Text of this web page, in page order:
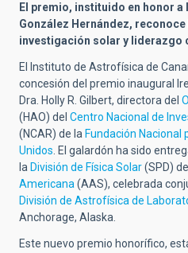
El premio, instituido en honor
González Hernández, reconoce
investigación solar y liderazgo
El Instituto de Astrofísica de
concesión del premio inaugural
Dra. Holly R. Gilbert, directora del
(HAO) del Centro Nacional de
(NCAR) de la Fundación Nacional
Unidos. El galardón ha sido
la División de Física Solar(SPD)
Americana(AAS), celebrada
División de Astrofísica de
Anchorage, Alaska.
Este nuevo premio honorífico,